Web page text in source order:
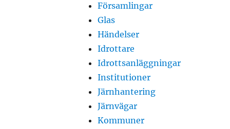
Församlingar
Glas
Händelser
Idrottare
Idrottsanläggningar
Institutioner
Järnhantering
Järnvägar
Kommuner